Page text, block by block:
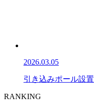
2026.03.05
引き込みポール設置
RANKING